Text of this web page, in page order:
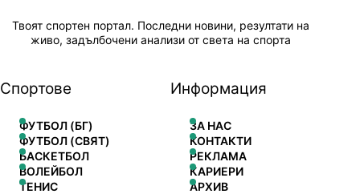
Твоят спортен портал. Последни новини, резултати на
живо, задълбочени анализи от света на спорта
Спортове
ФУТБОЛ (БГ)
ФУТБОЛ (СВЯТ)
БАСКЕТБОЛ
ВОЛЕЙБОЛ
ТЕНИС
Информация
ЗА НАС
КОНТАКТИ
РЕКЛАМА
КАРИЕРИ
АРХИВ